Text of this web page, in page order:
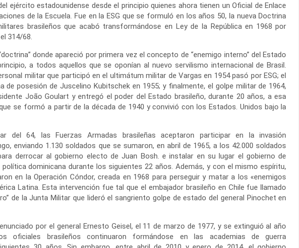
ejército estadounidense desde el principio quienes ahora tienen un Oficial de Enlace
de la Escuela. Fue en la ESG que se formuló en los años 50, la nueva Doctrina
brasileños que acabó transformándose en Ley de la República en 1968 por
314/68.
donde apareció por primera vez el concepto de “enemigo interno” del Estado
a todos aquellos que se oponían al nuevo servilismo internacional de Brasil.
militar que participó en el ultimátum militar de Vargas en 1954 pasó por ESG; el
posesión de Juscelino Kubitschek en 1955; y finalmente, el golpe militar de 1964,
João Goulart y entregó el poder del Estado brasileño, durante 20 años, a esa
se formó a partir de la década de 1940 y convivió con los Estados. Unidos bajo la
del 64, las Fuerzas Armadas brasileñas aceptaron participar en la invasión
enviando 1.130 soldados que se sumaron, en abril de 1965, a los 42.000 soldados
derrocar al gobierno electo de Juan Bosh. e instalar en su lugar el gobierno de
política dominicana durante los siguientes 22 años. Además, y con el mismo espíritu,
en la Operación Cóndor, creada en 1968 para perseguir y matar a los «enemigos
Latina. Esta intervención fue tal que el embajador brasileño en Chile fue llamado
de la Junta Militar que lideró el sangriento golpe de estado del general Pinochet en
por el general Ernesto Geisel, el 11 de marzo de 1977, y se extinguió al año
oficiales brasileños continuaron formándose en las academias de guerra